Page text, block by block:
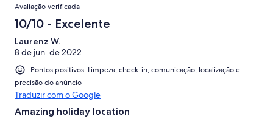
Avaliação verificada
10/10 - Excelente
Laurenz W.
8 de jun. de 2022
Pontos positivos: Limpeza, check-in, comunicação, localização e
precisão do anúncio
Traduzir com o Google
Amazing holiday location